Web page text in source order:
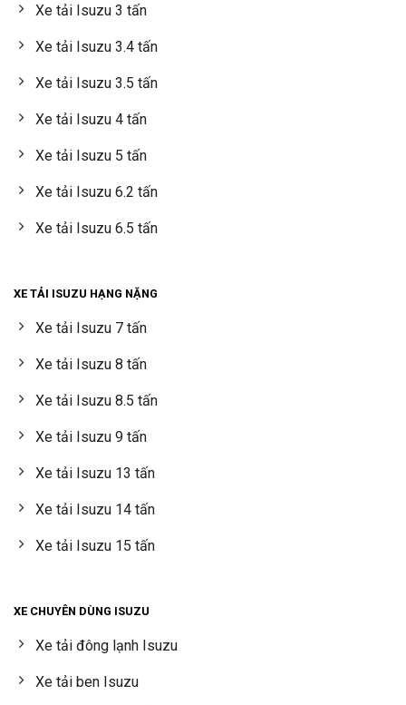
Xe tải Isuzu 3 tấn
Xe tải Isuzu 3.4 tấn
Xe tải Isuzu 3.5 tấn
Xe tải Isuzu 4 tấn
Xe tải Isuzu 5 tấn
Xe tải Isuzu 6.2 tấn
Xe tải Isuzu 6.5 tấn
XE TẢI ISUZU HẠNG NẶNG
Xe tải Isuzu 7 tấn
Xe tải Isuzu 8 tấn
Xe tải Isuzu 8.5 tấn
Xe tải Isuzu 9 tấn
Xe tải Isuzu 13 tấn
Xe tải Isuzu 14 tấn
Xe tải Isuzu 15 tấn
XE CHUYÊN DÙNG ISUZU
Xe tải đông lạnh Isuzu
Xe tải ben Isuzu